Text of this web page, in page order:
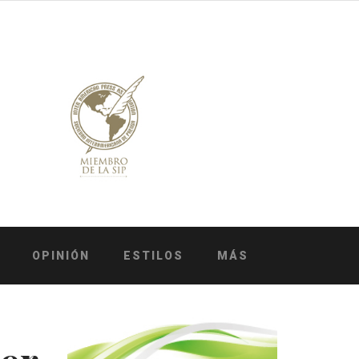
OPINIÓN ESTILOS MÁS